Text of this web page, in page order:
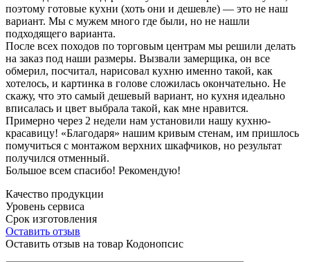
поэтому готовые кухни (хоть они и дешевле) — это не наш
вариант. Мы с мужем много где были, но не нашли
подходящего варианта.
После всех походов по торговым центрам мы решили делать
на заказ под наши размеры. Вызвали замерщика, он все
обмерил, посчитал, нарисовал кухню именно такой, как
хотелось, и картинка в голове сложилась окончательно. Не
скажу, что это самый дешевый вариант, но кухня идеально
вписалась и цвет выбрала такой, как мне нравится.
Примерно через 2 недели нам установили нашу кухню-
красавицу! «Благодаря» нашим кривым стенам, им пришлось
помучиться с монтажом верхних шкафчиков, но результат
получился отменный.
Большое всем спасибо! Рекомендую!
Качество продукции
Уровень сервиса
Срок изготовления
Оставить отзыв
Оставить отзыв на товар Кодонопсис